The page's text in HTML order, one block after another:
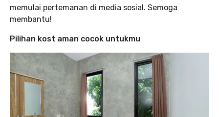
memulai pertemanan di media sosial. Semoga
membantu!
Pilihan kost aman cocok untukmu